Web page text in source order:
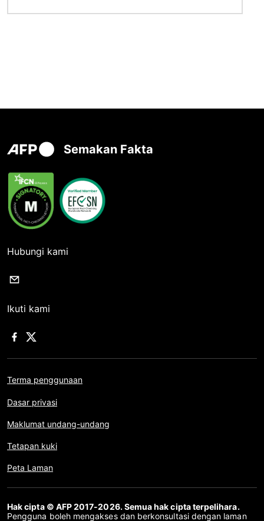
Semakan Fakta
Hubungi kami
Ikuti kami
Terma penggunaan
Dasar privasi
Maklumat undang-undang
Tetapan kuki
Peta Laman
Hak cipta © AFP 2017-2026. Semua hak cipta terpelihara.
Pengguna boleh mengakses dan berkonsultasi dengan laman